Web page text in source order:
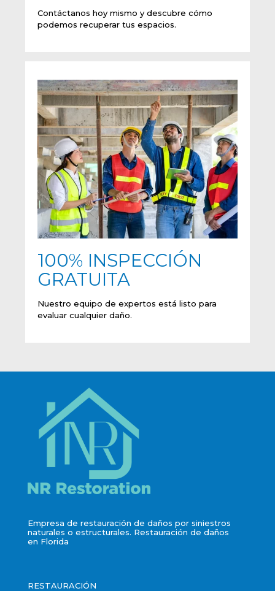
Contáctanos hoy mismo y descubre cómo
podemos recuperar tus espacios.
100% INSPECCIÓN
GRATUITA
Nuestro equipo de expertos está listo para
evaluar cualquier daño.
Empresa de restauración de daños por siniestros
naturales o estructurales. Restauración de daños
en Florida
RESTAURACIÓN